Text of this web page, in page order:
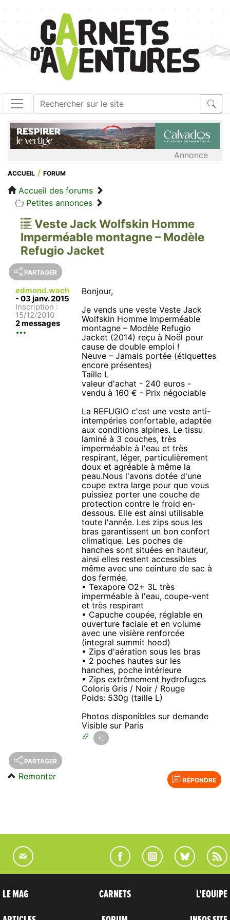
Annonce
ACCUEIL FORUM
Accueil des forums
Petites annonces
Veste Jack Wolfskin Homme
Imperméable montagne – Modèle
Refugio Jacket
PARTAGER
edmond.wach
- 03 janv. 2015
Inscription :
15/12/2010
2 messages
Bonjour,
Je vends une veste Veste Jack
Wolfskin Homme Imperméable
montagne – Modèle Refugio
Jacket (2014) reçu à Noël pour
cause de double emploi !
Neuve – Jamais portée (étiquettes
encore présentes)
Taille L
valeur d'achat - 240 euros -
vendu à 160 € - Prix négociable
La REFUGIO c'est une veste anti-
intempéries confortable, adaptée
aux conditions alpines. Le tissu
laminé à 3 couches, très
imperméable à l'eau et très
respirant, léger, particulièrement
doux et agréable à même la
peau.Nous l'avons dotée d'une
coupe extra large pour que vous
puissiez porter une couche de
protection contre le froid en-
dessous. Elle est ainsi utilisable
toute l'année. Les zips sous les
bras garantissent un bon confort
climatique. Les poches de
hanches sont situées en hauteur,
ainsi elles restent accessibles
même avec une ceinture de sac à
dos fermée.
• Texapore O2+ 3L très
imperméable à l'eau, coupe-vent
et très respirant
• Capuche coupée, réglable en
ouverture faciale et en volume
avec une visière renforcée
(integral summit hood)
• Zips d'aération sous les bras
• 2 poches hautes sur les
hanches, poche intérieure
• Zips extrêmement hydrofuges
Coloris Gris / Noir / Rouge
Poids: 530g (taille L)
Photos disponibles sur demande
Visible sur Paris
PARTAGER
RÉPONDRE
Remonter
LE MAG CARNETS L'EQUIPE